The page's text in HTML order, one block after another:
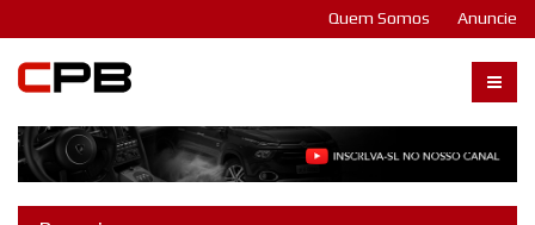
Quem Somos Anuncie